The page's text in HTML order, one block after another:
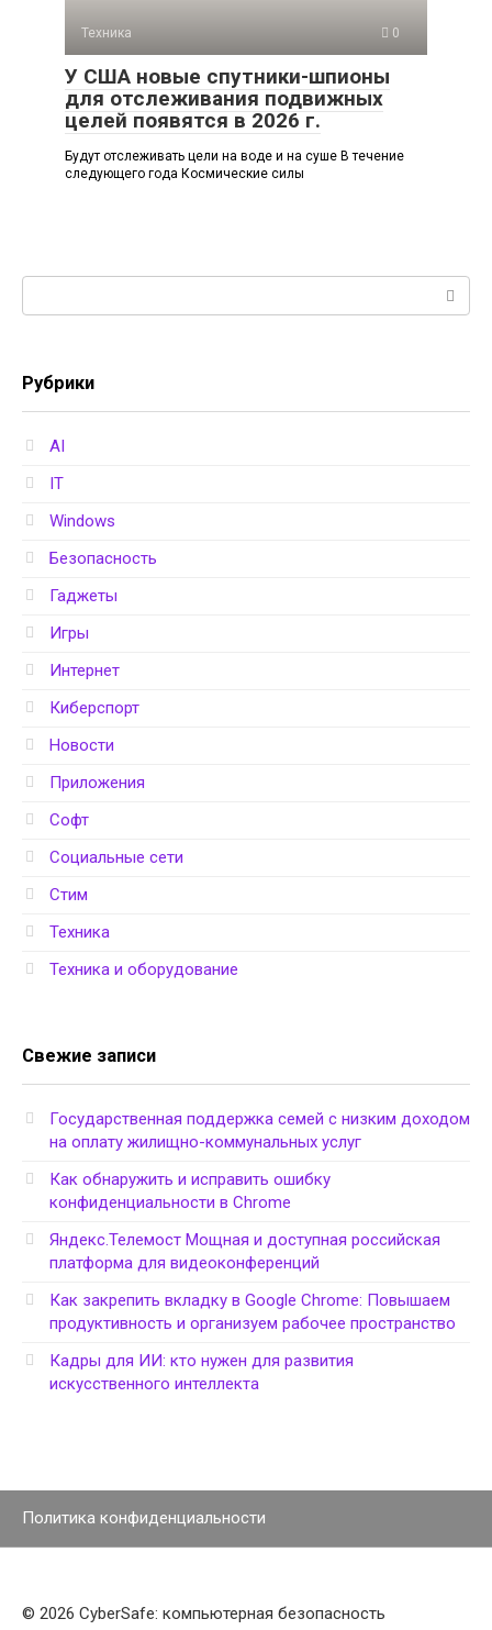
Техника 0
У США новые спутники-шпионы
для отслеживания подвижных
целей появятся в 2026 г.
Будут отслеживать цели на воде и на суше В течение
следующего года Космические силы
Рубрики
AI
IT
Windows
Безопасность
Гаджеты
Игры
Интернет
Киберспорт
Новости
Приложения
Софт
Социальные сети
Стим
Техника
Техника и оборудование
Свежие записи
Государственная поддержка семей с низким доходом
на оплату жилищно-коммунальных услуг
Как обнаружить и исправить ошибку
конфиденциальности в Chrome
Яндекс.Телемост Мощная и доступная российская
платформа для видеоконференций
Как закрепить вкладку в Google Chrome: Повышаем
продуктивность и организуем рабочее пространство
Кадры для ИИ: кто нужен для развития
искусственного интеллекта
Политика конфиденциальности
© 2026 CyberSafe: компьютерная безопасность